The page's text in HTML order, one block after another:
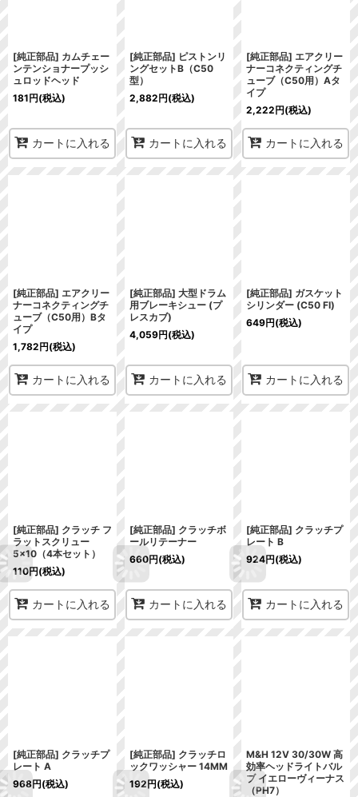
[純正部品] カムチェー
ンテンショナープッシ
ュロッドヘッド
181円(税込)
カートに入れる
[純正部品] ピストンリ
ングセットB（C50
型）
2,882円(税込)
カートに入れる
[純正部品] エアクリー
ナーコネクティングチ
ューブ（C50用）Aタ
イプ
2,222円(税込)
カートに入れる
[純正部品] エアクリー
ナーコネクティングチ
ューブ（C50用）Bタ
イプ
1,782円(税込)
カートに入れる
[純正部品] 大型ドラム
用ブレーキシュー (プ
レスカブ)
4,059円(税込)
カートに入れる
[純正部品] ガスケット
シリンダー (C50 FI)
649円(税込)
カートに入れる
[純正部品] クラッチ フ
ラットスクリュー
5×10（4本セット）
110円(税込)
カートに入れる
[純正部品] クラッチボ
ールリテーナー
660円(税込)
カートに入れる
[純正部品] クラッチプ
レート B
924円(税込)
カートに入れる
[純正部品] クラッチプ
レート A
968円(税込)
[純正部品] クラッチロ
ックワッシャー 14MM
192円(税込)
M&H 12V 30/30W 高
効率ヘッドライトバル
ブ イエローヴィーナス
（PH7）